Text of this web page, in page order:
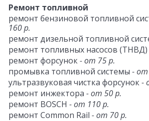
Ремонт топливной
ремонт бензиновой топливной
160 р.
ремонт дизельной топливной
ремонт топливных насосов (ТНВД)
ремонт форсунок- от 75 р.
промывка топливной системы - от
ультразвуковая чистка форсунок-
ремонт инжектора - от 50 р.
ремонт BOSCH - от 110 р.
ремонт Common Rail - от 70 р.